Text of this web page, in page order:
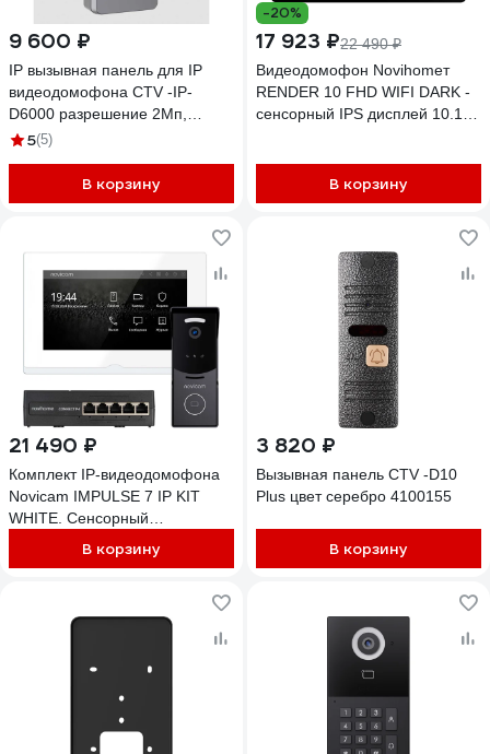
9 600 ₽
IP вызывная панель для IP
видеодомофона CTV -IP-
D6000 разрешение 2Мп,
поддержка Wi-Fi, встроенный
питание PoE/12V DC,
установка накладная, IP65. 10-
5(5)
В корзину
-20%
17 923 ₽22 490 ₽
Видеодомофон Novihomeт
RENDER 10 FHD WIFI DARK -
сенсорный IPS дисплей 10.1;
трев.датчиков; 3
доп.домофонов; Слот microSD
В корзину
21 490 ₽
Комплект IP-видеодомофона
Novicam IMPULSE 7 IP KIT
WHITE. Сенсорный
панель со считывателем, PoE-
Приложение Smart Life 4645
В корзину
3 820 ₽
Вызывная панель CTV -D10
Plus цвет серебро 4100155
В корзину